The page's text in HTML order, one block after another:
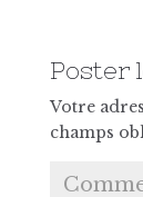
Poster
Votre
champs